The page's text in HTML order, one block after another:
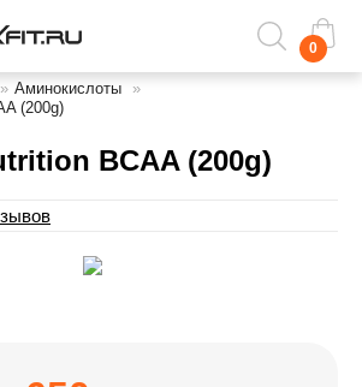
0
» Аминокислоты
»
(200g)
BCAA (200g)